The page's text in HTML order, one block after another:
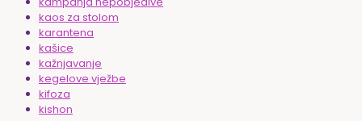
kaos za stolom
karantena
kašice
kažnjavanje
kegelove vježbe
kifoza
kishon